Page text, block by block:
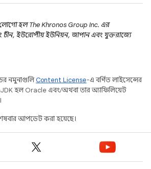
হল The Khronos Group Inc. এর
চীন, ইউরোপীয় ইউনিয়ন, জাপান এবং যুক্তরাজ্যে
নমুনাগুলিContent License-এ বর্ণিত লাইসেন্সের
হল Oracle এবং/অথবা তার অ্যাফিলিয়েট
আপডেট করা হয়েছে।